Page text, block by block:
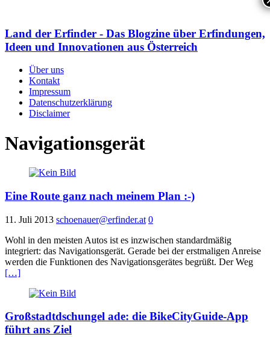
Land der Erfinder - Das Blogzine über Erfindungen,
Ideen und Innovationen aus Österreich
Über uns
Kontakt
Impressum
Datenschutzerklärung
Disclaimer
Navigationsgerät
Eine Route ganz nach meinem Plan :-)
11. Juli 2013 schoenauer@erfinder.at 0
Wohl in den meisten Autos ist es inzwischen standardmäßig
integriert: das Navigationsgerät. Gerade bei der erstmaligen Anreise
werden die Funktionen des Navigationsgerätes begrüßt. Der Weg
[…]
Großstadtdschungel ade: die BikeCityGuide-App
führt ans Ziel